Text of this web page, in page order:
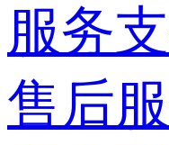
服务
售后